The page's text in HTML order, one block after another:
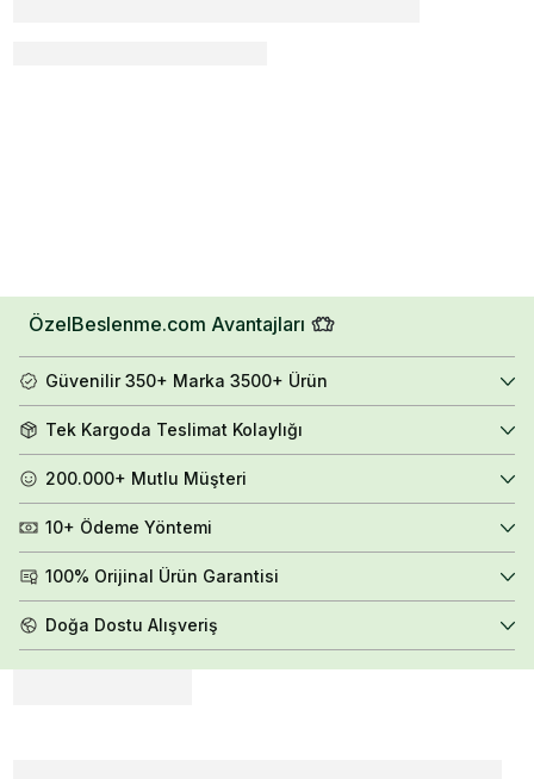
ÖzelBeslenme.com Avantajları
Güvenilir 350+ Marka 3500+ Ürün
Tek Kargoda Teslimat Kolaylığı
200.000+ Mutlu Müşteri
10+ Ödeme Yöntemi
100% Orijinal Ürün Garantisi
Doğa Dostu Alışveriş